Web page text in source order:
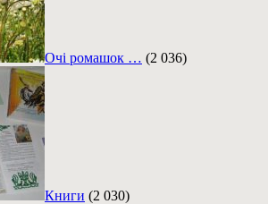
Очі ромашок … (2 036)
Книги (2 030)